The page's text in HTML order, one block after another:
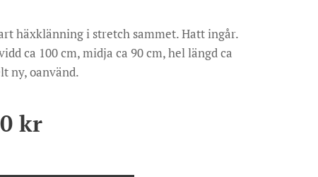
häxklänning i stretch sammet. Hatt ingår.
ca 100 cm, midja ca 90 cm, hel längd ca
ny, oanvänd.
kr